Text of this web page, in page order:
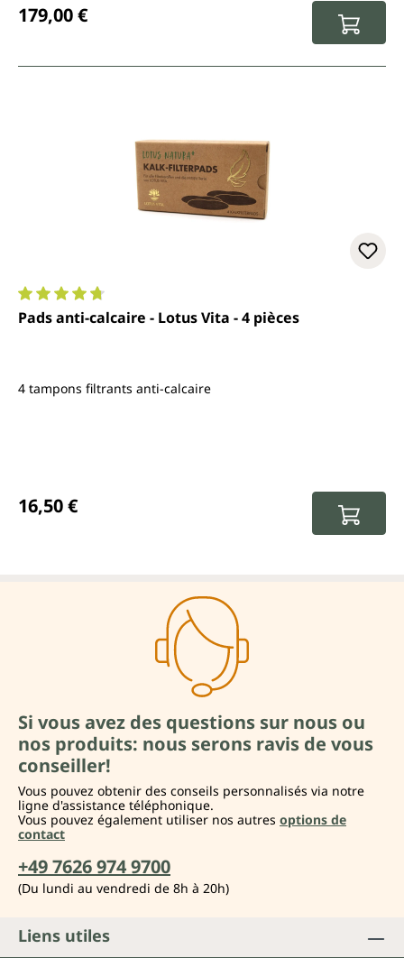
179,00 €
Note moyenne de 4.7 sur 5 étoiles
Pads anti-calcaire - Lotus Vita - 4 pièces
4 tampons filtrants anti-calcaire
16,50 €
Si vous avez des questions sur nous ou
nos produits: nous serons ravis de vous
conseiller!
Vous pouvez obtenir des conseils personnalisés via notre
ligne d'assistance téléphonique.
Vous pouvez également utiliser nos autres options de
contact
+49 7626 974 9700
(Du lundi au vendredi de 8h à 20h)
Liens utiles